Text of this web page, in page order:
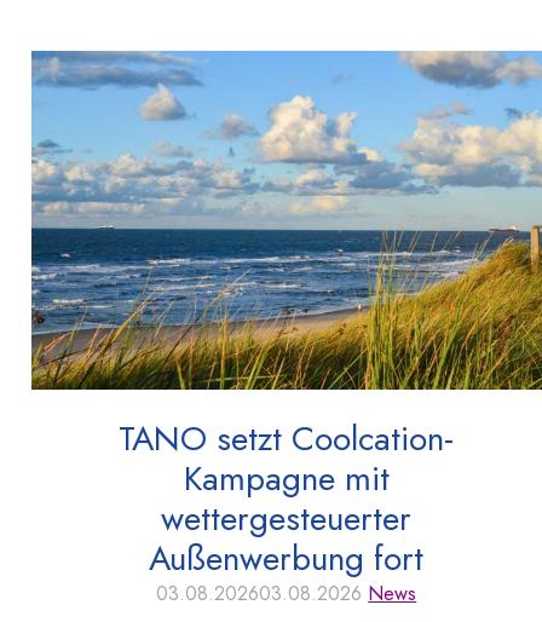
TANO setzt Coolcation-
Kampagne mit
wettergesteuerter
Außenwerbung fort
03.08.202603.08.2026 News